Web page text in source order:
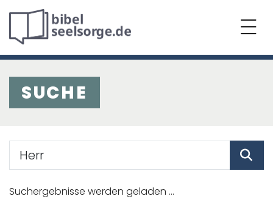
SUCHE
Suchergebnisse werden geladen ...